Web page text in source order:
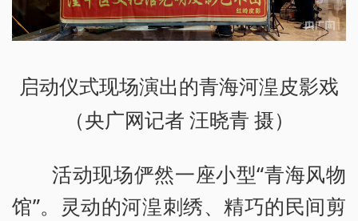
启动仪式现场演出的青海河湟皮影戏
（央广网记者 汪晓青 摄）
活动现场俨然一座小型“青海风物
馆”。灵动的河湟刺绣、精巧的民间剪